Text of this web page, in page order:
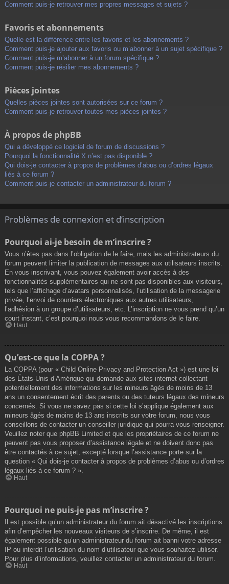
Comment puis-je retrouver mes propres messages et sujets ?
Favoris et abonnements
Quelle est la différence entre les favoris et les abonnements ?
Comment puis-je ajouter aux favoris ou m’abonner à un sujet spécifique ?
Comment puis-je m’abonner à un forum spécifique ?
Comment puis-je résilier mes abonnements ?
Pièces jointes
Quelles pièces jointes sont autorisées sur ce forum ?
Comment puis-je retrouver toutes mes pièces jointes ?
À propos de phpBB
Qui a développé ce logiciel de forum de discussions ?
Pourquoi la fonctionnalité X n’est pas disponible ?
Qui dois-je contacter à propos de problèmes d’abus ou d’ordres légaux
liés à ce forum ?
Comment puis-je contacter un administrateur du forum ?
Problèmes de connexion et d’inscription
Pourquoi ai-je besoin de m’inscrire ?
Vous n’êtes pas dans l’obligation de le faire, mais les administrateurs du
forum peuvent limiter la publication de messages aux utilisateurs inscrits.
En vous inscrivant, vous pouvez également avoir accès à des
fonctionnalités supplémentaires qui ne sont pas disponibles aux visiteurs,
tels que l’affichage d’avatars personnalisés, l’utilisation de la messagerie
privée, l’envoi de courriers électroniques aux autres utilisateurs,
l’adhésion à un groupe d’utilisateurs, etc. L’inscription ne vous prend qu’un
court instant, c’est pourquoi nous vous recommandons de le faire.
Haut
Qu’est-ce que la COPPA ?
La COPPA (pour « Child Online Privacy and Protection Act ») est une loi
des États-Unis d’Amérique qui demande aux sites internet collectant
potentiellement des informations sur les mineurs âgés de moins de 13
ans un consentement écrit des parents ou des tuteurs légaux des mineurs
concernés. Si vous ne savez pas si cette loi s’applique également aux
mineurs âgés de moins de 13 ans inscrits sur votre forum, nous vous
conseillons de contacter un conseiller juridique qui pourra vous renseigner.
Veuillez noter que phpBB Limited et que les propriétaires de ce forum ne
peuvent pas vous proposer d’assistance légale et ne doivent donc pas
être contactés à ce sujet, excepté lorsque l’assistance porte sur la
question « Qui dois-je contacter à propos de problèmes d’abus ou d’ordres
légaux liés à ce forum ? ».
Haut
Pourquoi ne puis-je pas m’inscrire ?
Il est possible qu’un administrateur du forum ait désactivé les inscriptions
afin d’empêcher les nouveaux visiteurs de s’inscrire. De même, il est
également possible qu’un administrateur du forum ait banni votre adresse
IP ou interdit l’utilisation du nom d’utilisateur que vous souhaitez utiliser.
Pour plus d’informations, veuillez contacter un administrateur du forum.
Haut